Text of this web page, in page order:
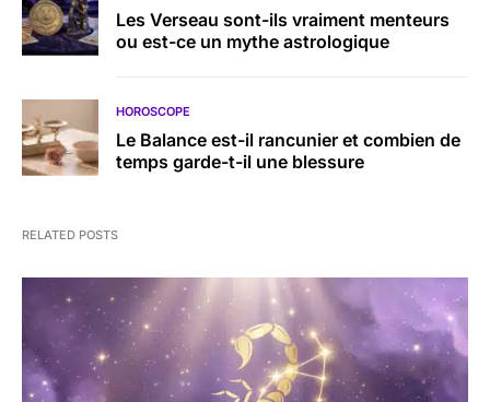
Les Verseau sont-ils vraiment menteurs
ou est-ce un mythe astrologique
HOROSCOPE
Le Balance est-il rancunier et combien de
temps garde-t-il une blessure
RELATED POSTS